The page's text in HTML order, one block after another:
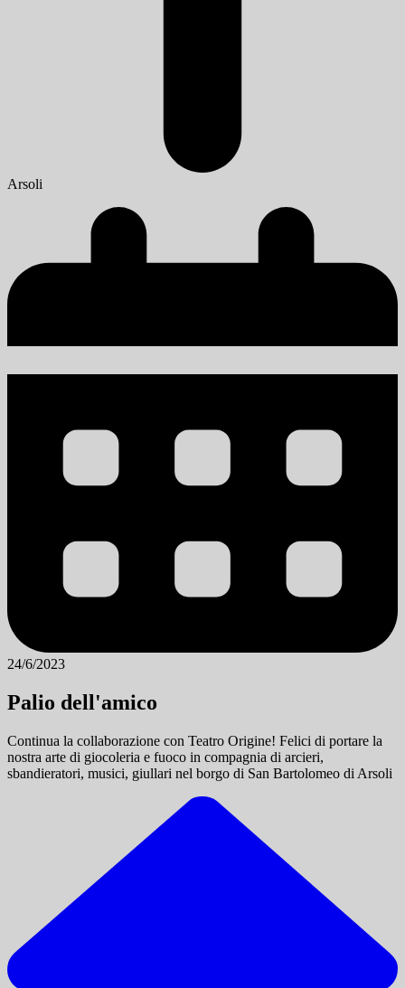
Arsoli
24/6/2023
Palio dell'amico
Continua la collaborazione con Teatro Origine! Felici di portare la
nostra arte di giocoleria e fuoco in compagnia di arcieri,
sbandieratori, musici, giullari nel borgo di San Bartolomeo di Arsoli